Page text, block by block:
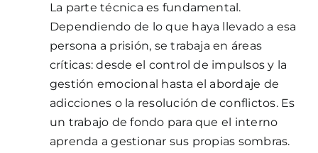
La parte técnica es fundamental.
Dependiendo de lo que haya llevado a esa
persona a prisión, se trabaja en áreas
críticas: desde el control de impulsos y la
gestión emocional hasta el abordaje de
adicciones o la resolución de conflictos. Es
un trabajo de fondo para que el interno
aprenda a gestionar sus propias sombras.